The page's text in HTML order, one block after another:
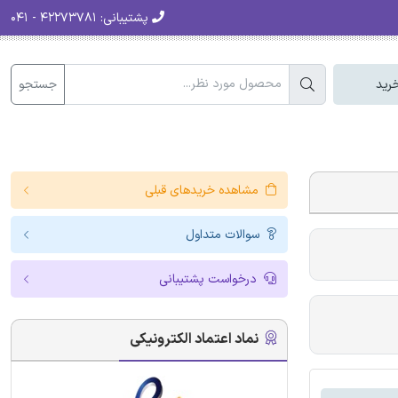
پشتیبانی:
جستجو
مشاهده خریدهای قبلی
سوالات متداول
درخواست پشتیبانی
نماد اعتماد الکترونیکی